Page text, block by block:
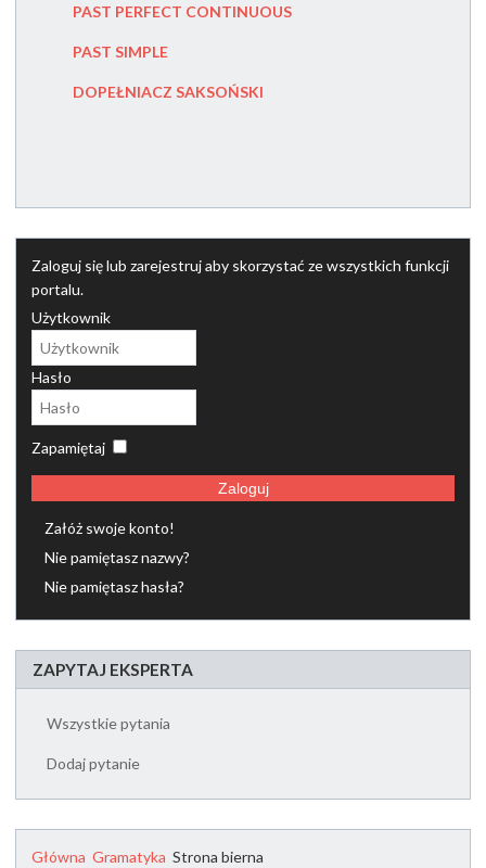
PAST PERFECT CONTINUOUS
PAST SIMPLE
DOPEŁNIACZ SAKSOŃSKI
Zaloguj się lub zarejestruj aby skorzystać ze wszystkich funkcji
portalu.
Użytkownik
Hasło
Zapamiętaj
Zaloguj
Załóż swoje konto!
Nie pamiętasz nazwy?
Nie pamiętasz hasła?
ZAPYTAJ EKSPERTA
Wszystkie pytania
Dodaj pytanie
Główna Gramatyka Strona bierna